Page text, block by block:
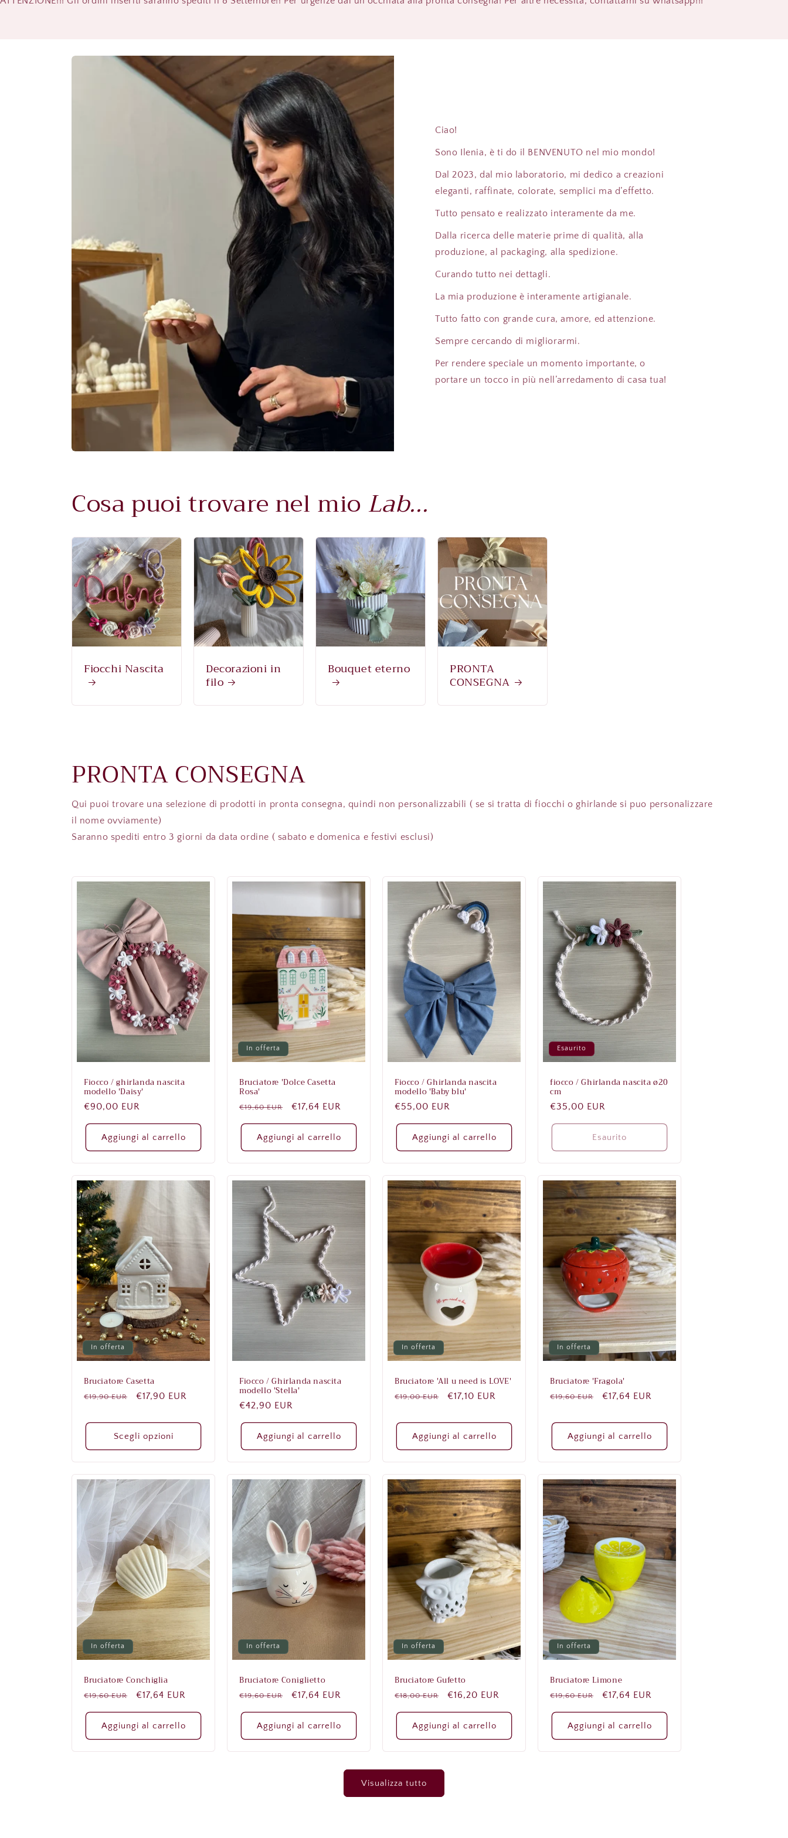
Ciao!
Sono Ilenia, è ti do il BENVENUTO nel mio mondo!
Dal 2023, dal mio laboratorio, mi dedico a creazioni
eleganti, raffinate, colorate, semplici ma d’effetto.
Tutto pensato e realizzato interamente da me.
Dalla ricerca delle materie prime di qualità, alla
produzione, al packaging, alla spedizione.
Curando tutto nei dettagli.
La mia produzione è interamente artigianale.
Tutto fatto con grande cura, amore, ed attenzione.
Sempre cercando di migliorarmi.
Per rendere speciale un momento importante, o
portare un tocco in più nell’arredamento di casa tua!
Cosa puoi trovare nel mio Lab...
Fiocchi Nascita Decorazioni in
filo
Bouquet eterno PRONTA
CONSEGNA
PRONTA CONSEGNA
Qui puoi trovare una selezione di prodotti in pronta consegna, quindi non personalizzabili ( se si tratta di fiocchi o ghirlande si puo personalizzare
il nome ovviamente)
Saranno spediti entro 3 giorni da data ordine ( sabato e domenica e festivi esclusi)
Fiocco / ghirlanda nascita
modello 'Daisy'
Prezzo
di
listino
€90,00 EUR
Aggiungi al carrello
In offerta
Bruciatore 'Dolce Casetta
Rosa'
Prezzo
di
listino
€19,60 EUR
Prezzo
scontato
€17,64 EUR
Aggiungi al carrello
Fiocco / Ghirlanda nascita
modello 'Baby blu'
Prezzo
di
listino
€55,00 EUR
Aggiungi al carrello
Esaurito
fiocco / Ghirlanda nascita ø20
cm
Prezzo
di
€35,00 EUR
Esaurito
In offerta
Bruciatore Casetta
Prezzo
listino
€19,90 EUR
Prezzo
€17,90 EUR
Scegli opzioni
Fiocco / Ghirlanda nascita
modello 'Stella'
Prezzo
di
listino
€42,90 EUR
Aggiungi al carrello
In offerta
Bruciatore 'All u need is LOVE'
Prezzo
listino
€19,00 EUR
Prezzo
€17,10 EUR
Aggiungi al carrello
In offerta
Bruciatore 'Fragola'
Prezzo
listino
€19,60 EUR
Prezzo
€17,64 EUR
Aggiungi al carrello
In offerta
Bruciatore Conchiglia
Prezzo
di
listino
€19,60 EUR
Prezzo
scontato
€17,64 EUR
Aggiungi al carrello
In offerta
Bruciatore Coniglietto
Prezzo
di
listino
€19,60 EUR
Prezzo
scontato
€17,64 EUR
Aggiungi al carrello
In offerta
Bruciatore Gufetto
Prezzo
di
listino
€18,00 EUR
Prezzo
scontato
€16,20 EUR
Aggiungi al carrello
In offerta
Bruciatore Limone
Prezzo
di
listino
€19,60 EUR
Prezzo
scontato
€17,64 EUR
Aggiungi al carrello
Visualizza tutto